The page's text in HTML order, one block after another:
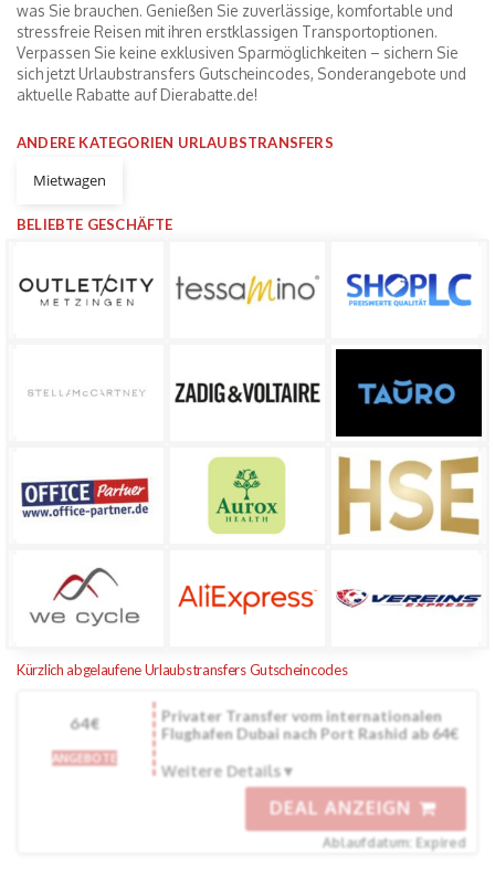
was Sie brauchen. Genießen Sie zuverlässige, komfortable und
stressfreie Reisen mit ihren erstklassigen Transportoptionen.
Verpassen Sie keine exklusiven Sparmöglichkeiten – sichern Sie
sich jetzt Urlaubstransfers Gutscheincodes, Sonderangebote und
aktuelle Rabatte auf Dierabatte.de!
ANDERE KATEGORIEN URLAUBSTRANSFERS
Mietwagen
BELIEBTE GESCHÄFTE
Kürzlich abgelaufene Urlaubstransfers Gutscheincodes
64€
ANGEBOTE
Privater Transfer vom internationalen
Flughafen Dubai nach Port Rashid ab 64€
Weitere Details
DEAL ANZEIGN
Ablaufdatum: Expired